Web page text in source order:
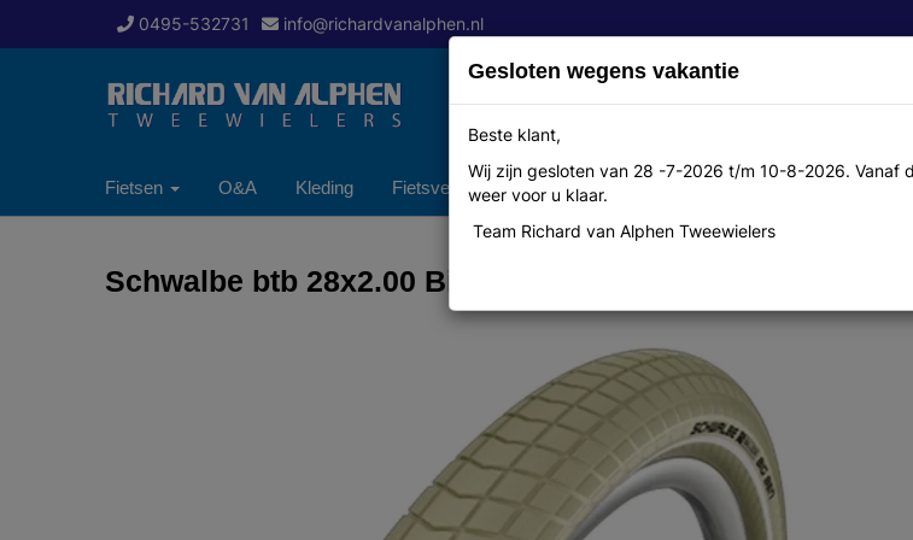
0495-532731 info@richardvanalphen.nl
Fietsen O&A Kleding Fietsverzekering Over ons
Schwalbe btb 28x2.00 Big Ben R cr
Gesloten wegens vakantie
Beste klant,
Wij zijn gesloten van 28 -7-2026 t/m 10-8-2026. Vanaf
weer voor u klaar.
Team Richard van Alphen Tweewielers